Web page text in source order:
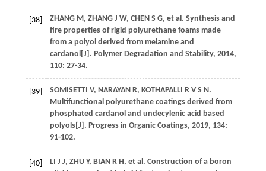
[38] ZHANG M, ZHANG J W, CHEN S G, et al. Synthesis and
fire properties of rigid polyurethane foams made
from a polyol derived from melamine and
cardanol[J]. Polymer Degradation and Stability, 2014,
110: 27-34.
[39] SOMISETTI V, NARAYAN R, KOTHAPALLI R V S N.
Multifunctional polyurethane coatings derived from
phosphated cardanol and undecylenic acid based
polyols[J]. Progress in Organic Coatings, 2019, 134:
91-102.
[40] LI J J, ZHU Y, BIAN R H, et al. Construction of a boron